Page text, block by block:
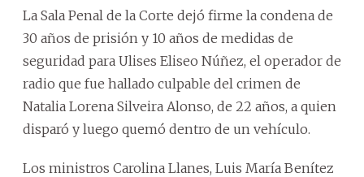
La Sala Penal de la Corte dejó firme la condena de
30 años de prisión y 10 años de medidas de
seguridad para Ulises Eliseo Núñez, el operador de
radio que fue hallado culpable del crimen de
Natalia Lorena Silveira Alonso, de 22 años, a quien
disparó y luego quemó dentro de un vehículo.
Los ministros Carolina Llanes, Luis María Benítez